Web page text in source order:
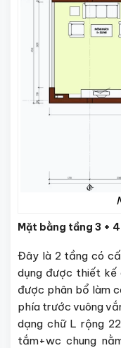
Mặt bằng tầng 3 + 4
Đây là 2 tầng có
dụng được thiết kế
được phân bổ làm
phía trước vuông
dạng chữ L rộng
tắm+wc chung